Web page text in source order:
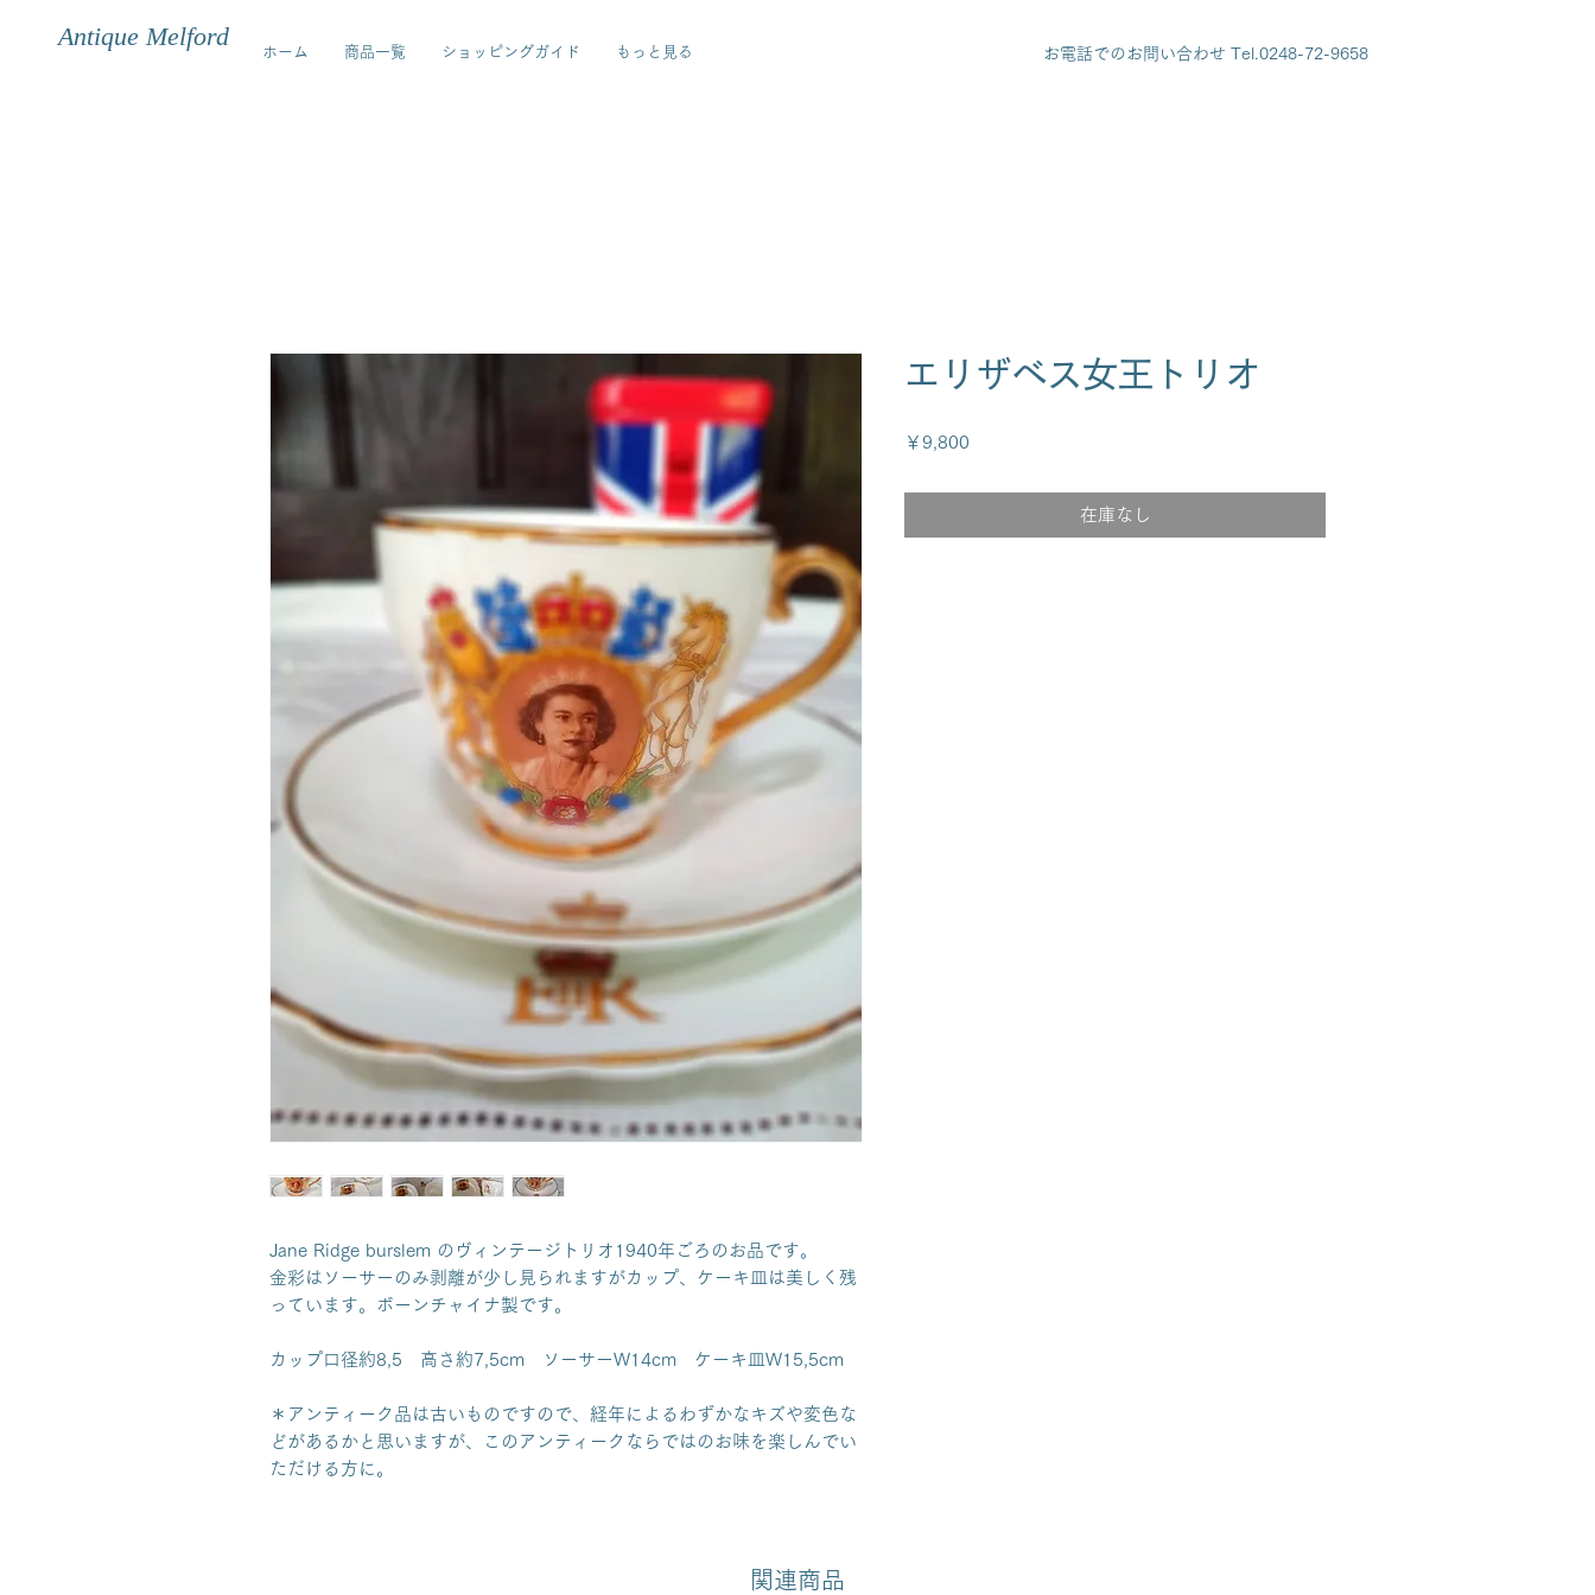
ホーム 商品一覧 ショッピングガイド もっと見る
Antique Melford
お電話でのお問い合わせ Tel.0248-72-9658
Jane Ridge burslem のヴィンテージトリオ1940年ごろのお品です。
金彩はソーサーのみ剥離が少し見られますがカップ、ケーキ皿は美しく残
っています。ボーンチャイナ製です。
カップ口径約8,5 高さ約7,5cm ソーサーW14cm ケーキ皿W15,5cm
＊アンティーク品は古いものですので、経年によるわずかなキズや変色な
どがあるかと思いますが、このアンティークならではのお味を楽しんでい
ただける方に。
エリザベス女王トリオ
￥9,800
在庫なし
関連商品